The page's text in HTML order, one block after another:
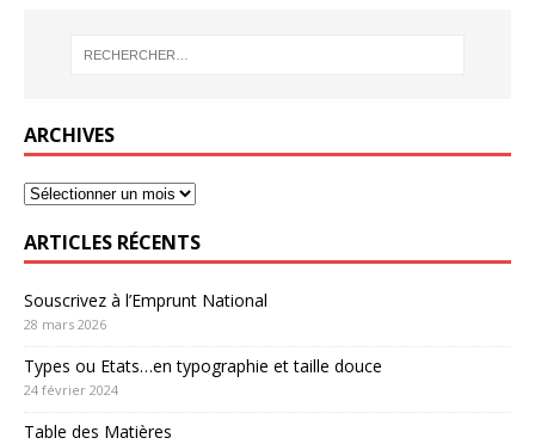
ARCHIVES
ARTICLES RÉCENTS
Souscrivez à l’Emprunt National
28 mars 2026
Types ou Etats…en typographie et taille douce
24 février 2024
Table des Matières